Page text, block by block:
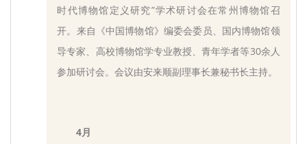
时代博物馆定义研究”学术研讨会在常州博物馆召
开。来自《中国博物馆》编委会委员、国内博物馆领
导专家、高校博物馆学专业教授、青年学者等30余人
参加研讨会。会议由安来顺副理事长兼秘书长主持。
4月